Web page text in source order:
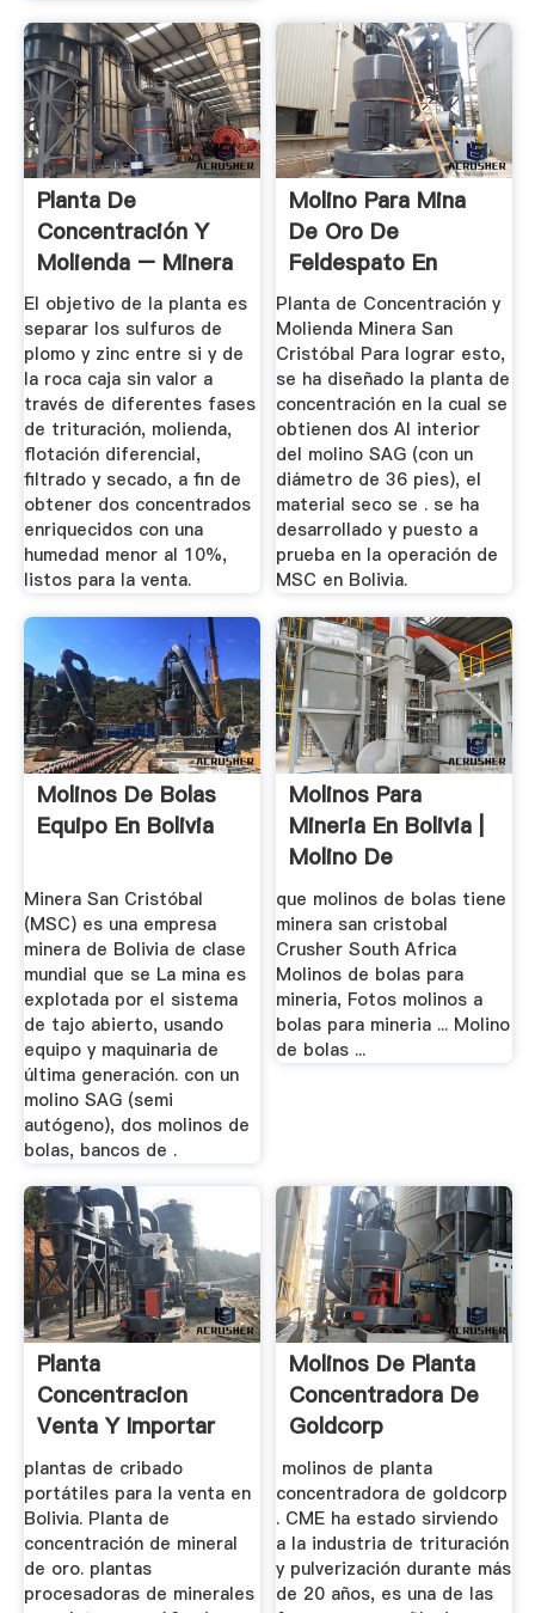
Planta De
Concentración Y
Molienda – Minera
San Cristóbal
El objetivo de la planta es
separar los sulfuros de
plomo y zinc entre si y de
la roca caja sin valor a
través de diferentes fases
de trituración, molienda,
flotación diferencial,
filtrado y secado, a fin de
obtener dos concentrados
enriquecidos con una
humedad menor al 10%,
listos para la venta.
Molino Para Mina
De Oro De
Feldespato En
Bolivia
Planta de Concentración y
Molienda Minera San
Cristóbal Para lograr esto,
se ha diseñado la planta de
concentración en la cual se
obtienen dos Al interior
del molino SAG (con un
diámetro de 36 pies), el
material seco se . se ha
desarrollado y puesto a
prueba en la operación de
MSC en Bolivia.
Molinos De Bolas
Equipo En Bolivia
Minera San Cristóbal
(MSC) es una empresa
minera de Bolivia de clase
mundial que se La mina es
explotada por el sistema
de tajo abierto, usando
equipo y maquinaria de
última generación. con un
molino SAG (semi
autógeno), dos molinos de
bolas, bancos de .
Molinos Para
Mineria En Bolivia |
Molino De
Bolas,Barita ...
que molinos de bolas tiene
minera san cristobal
Crusher South Africa
Molinos de bolas para
mineria, Fotos molinos a
bolas para mineria ... Molino
de bolas ...
Planta
Concentracion
Venta Y Importar
Molino China
plantas de cribado
portátiles para la venta en
Bolivia. Planta de
concentración de mineral
de oro. plantas
procesadoras de minerales
Molinos De Planta
Concentradora De
Goldcorp
molinos de planta
concentradora de goldcorp
. CME ha estado sirviendo
a la industria de trituración
y pulverización durante más
de 20 años, es una de las